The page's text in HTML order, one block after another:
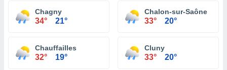
Chagny
34° 21°
Chalon-sur-Saône
33° 20°
Chauffailles
32° 19°
Cluny
33° 20°